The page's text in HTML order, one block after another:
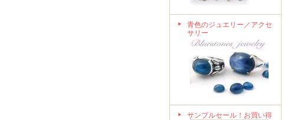
青色のジュエリー／アクセ
サリー
サンプルセール！お買い得